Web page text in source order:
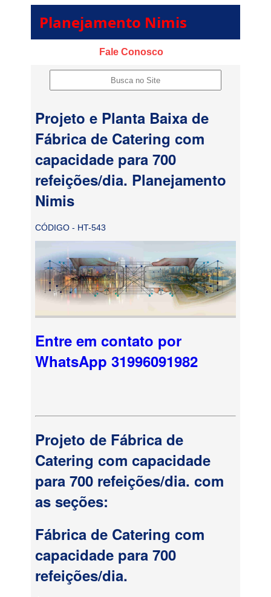
Planejamento Nimis
Fale Conosco
Projeto e Planta Baixa de
Fábrica de Catering com
capacidade para 700
refeições/dia. Planejamento
Nimis
CÓDIGO - HT-543
Entre em contato por
WhatsApp 31996091982
Projeto de Fábrica de
Catering com capacidade
para 700 refeições/dia. com
as seções:
Fábrica de Catering com
capacidade para 700
refeições/dia.